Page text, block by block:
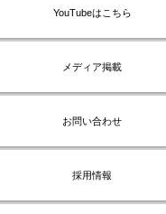
YouTubeはこちら
メディア掲載
お問い合わせ
採用情報